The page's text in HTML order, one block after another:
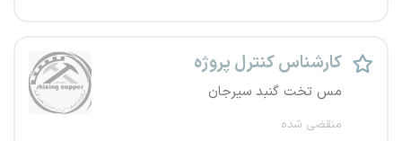
کارشناس کنترل پروژه
مس تخت گنبد سیرجان
منقضی شده